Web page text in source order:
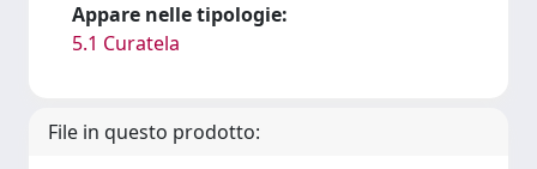
Appare nelle tipologie:
5.1 Curatela
File in questo prodotto: